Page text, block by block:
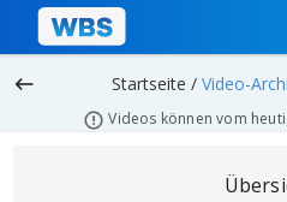
keyboard_backspace Startseite / Video-
Videos können vom